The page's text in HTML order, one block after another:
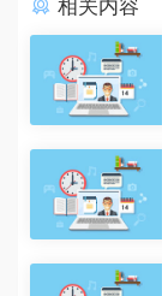
相关内容